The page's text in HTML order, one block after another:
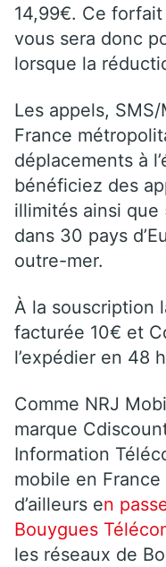
14,99€. Ce
vous sera donc
lorsque la
Les appels,
France
déplacements à
bénéficiez des
illimités ainsi que
dans 30 pays
outre-mer.
À la souscription
facturée 10€ et
l’expédier en 48
Comme NRJ
marque
Information
mobile en
d’ailleurs en
Bouygues
les réseaux de